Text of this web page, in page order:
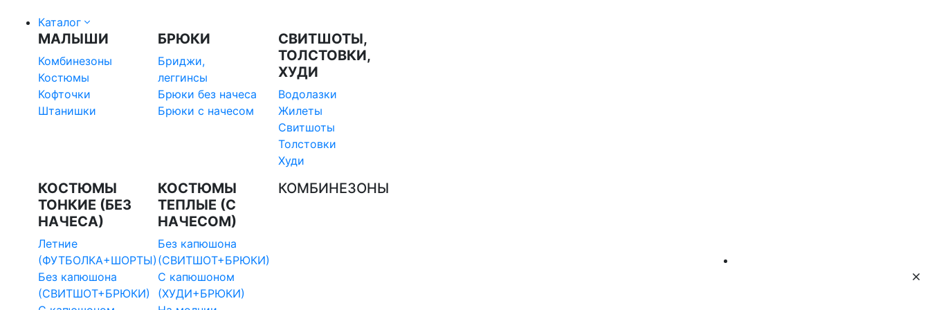
Каталог
МАЛЫШИ
Комбинезоны
Костюмы
Кофточки
Штанишки
БРЮКИ
Бриджи,
леггинсы
Брюки без начеса
Брюки с начесом
СВИТШОТЫ,
ТОЛСТОВКИ,
ХУДИ
Водолазки
Жилеты
Свитшоты
Толстовки
Худи
КОСТЮМЫ
ТОНКИЕ (БЕЗ
НАЧЕСА)
Летние
(ФУТБОЛКА+ШОРТЫ)
Без капюшона
(СВИТШОТ+БРЮКИ)
КОСТЮМЫ
ТЕПЛЫЕ (С
НАЧЕСОМ)
Без капюшона
(СВИТШОТ+БРЮКИ)
С капюшоном
(ХУДИ+БРЮКИ)
КОМБИНЕЗОНЫ